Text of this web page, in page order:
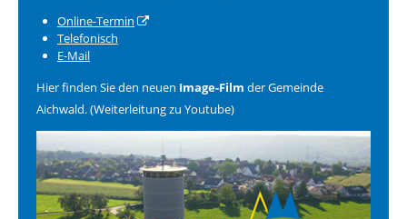
Online-Termin
Telefonisch
E-Mail
Hier finden Sie den neuen Image-Film der Gemeinde
Aichwald. (Weiterleitung zu Youtube)